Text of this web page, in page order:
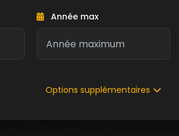
Année max
Options supplémentaires